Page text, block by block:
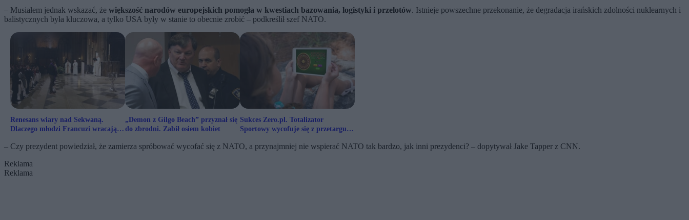
– Musiałem jednak wskazać, że większość narodów europejskich pomogła w kwestiach bazowania, logistyki i przelotów. Istnieje powszechne przekonanie, że degradacja irańskich zdolności nuklearnych i
balistycznych była kluczowa, a tylko USA były w stanie to obecnie zrobić – podkreślił szef NATO.
Renesans wiary nad Sekwaną.
Dlaczego młodzi Francuzi wracają
„Demon z Gilgo Beach” przyznał się
do zbrodni. Zabił osiem kobiet
Sukces Zero.pl. Totalizator
Sportowy wycofuje się z przetargu
nieletnich
– Czy prezydent powiedział, że zamierza spróbować wycofać się z NATO, a przynajmniej nie wspierać NATO tak bardzo, jak inni prezydenci? – dopytywał Jake Tapper z CNN.
Reklama
Reklama